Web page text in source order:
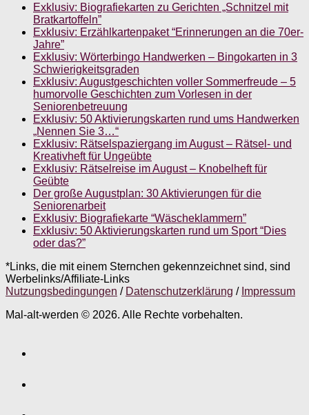
Exklusiv: Biografiekarten zu Gerichten „Schnitzel mit
Bratkartoffeln”
Exklusiv: Erzählkartenpaket “Erinnerungen an die 70er-
Jahre”
Exklusiv: Wörterbingo Handwerken – Bingokarten in 3
Schwierigkeitsgraden
Exklusiv: Augustgeschichten voller Sommerfreude – 5
humorvolle Geschichten zum Vorlesen in der
Seniorenbetreuung
Exklusiv: 50 Aktivierungskarten rund ums Handwerken
„Nennen Sie 3…“
Exklusiv: Rätselspaziergang im August – Rätsel- und
Kreativheft für Ungeübte
Exklusiv: Rätselreise im August – Knobelheft für
Geübte
Der große Augustplan: 30 Aktivierungen für die
Seniorenarbeit
Exklusiv: Biografiekarte “Wäscheklammern”
Exklusiv: 50 Aktivierungskarten rund um Sport “Dies
oder das?”
*Links, die mit einem Sternchen gekennzeichnet sind, sind
Werbelinks/Affiliate-Links
Nutzungsbedingungen / Datenschutzerklärung / Impressum
Mal-alt-werden © 2026. Alle Rechte vorbehalten.